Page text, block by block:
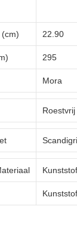
22.90
295
Mora
Kunststof
Kunststof